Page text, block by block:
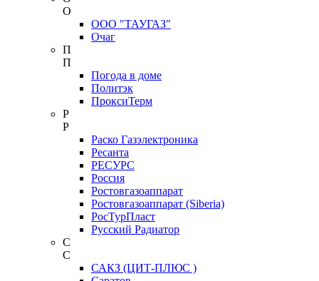
О
ООО "ТАУГАЗ"
Очаг
П
П
Погода в доме
Политэк
ПроксиТерм
Р
Р
Раско Газэлектроника
Ресанта
РЕСУРС
Россия
Ростовгазоаппарат
Ростовгазоаппарат (Siberia)
РосТурПласт
Русский Радиатор
С
С
САКЗ (ЦИТ-ПЛЮС )